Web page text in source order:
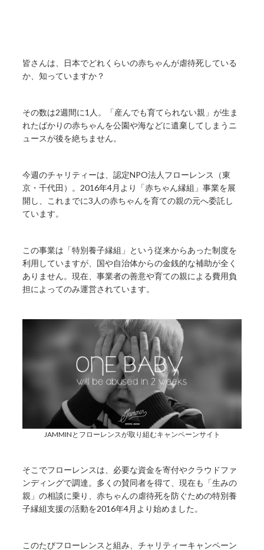
皆さんは、日本でどれくらいの赤ちゃんが虐待死している
か、知っていますか？
その数は2週間に1人。「産んでも育てられない親」が生ま
れたばかりの赤ちゃんを公園や海などに遺棄してしまうニ
ュースが後を絶ちません。
今週のチャリティーは、認定NPO法人フローレンス（東
京・千代田）。2016年4月より「赤ちゃん縁組」事業を展
開し、これまでに3人の赤ちゃんを育ての親の元へ委託し
ています。
この事業は「特別養子縁組」という従来からあった制度を
利用していますが、国や自治体からの金銭的な補助が全く
ありません。現在、事業者の善意や育ての親による費用負
担によってのみ運営されています。
JAMMINとフローレンスが取り組むキャンペーンサイト
そこでフローレンスは、必要な資金を寄付やクラウドファ
ンディングで調達。多くの賛同者を得て、現在も「生みの
親」の相談に乗り、赤ちゃんの虐待死を防ぐための特別養
子縁組支援の活動を2016年4月より始めました。
このたびフローレンスと組み、チャリティーキャンペーン